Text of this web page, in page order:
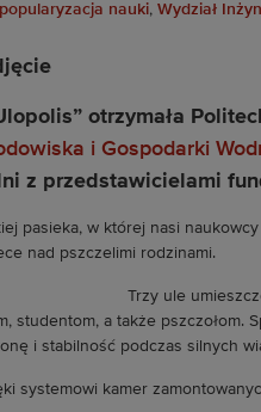
popularyzacja nauki, Wydział
otrzymała
i Gospodarki
z przedstawicielami
pasieka, w której nasi
nad pszczelimi rodzinami.
Trzy ule
studentom, a także pszczołom.
i stabilność podczas silnych
systemowi kamer